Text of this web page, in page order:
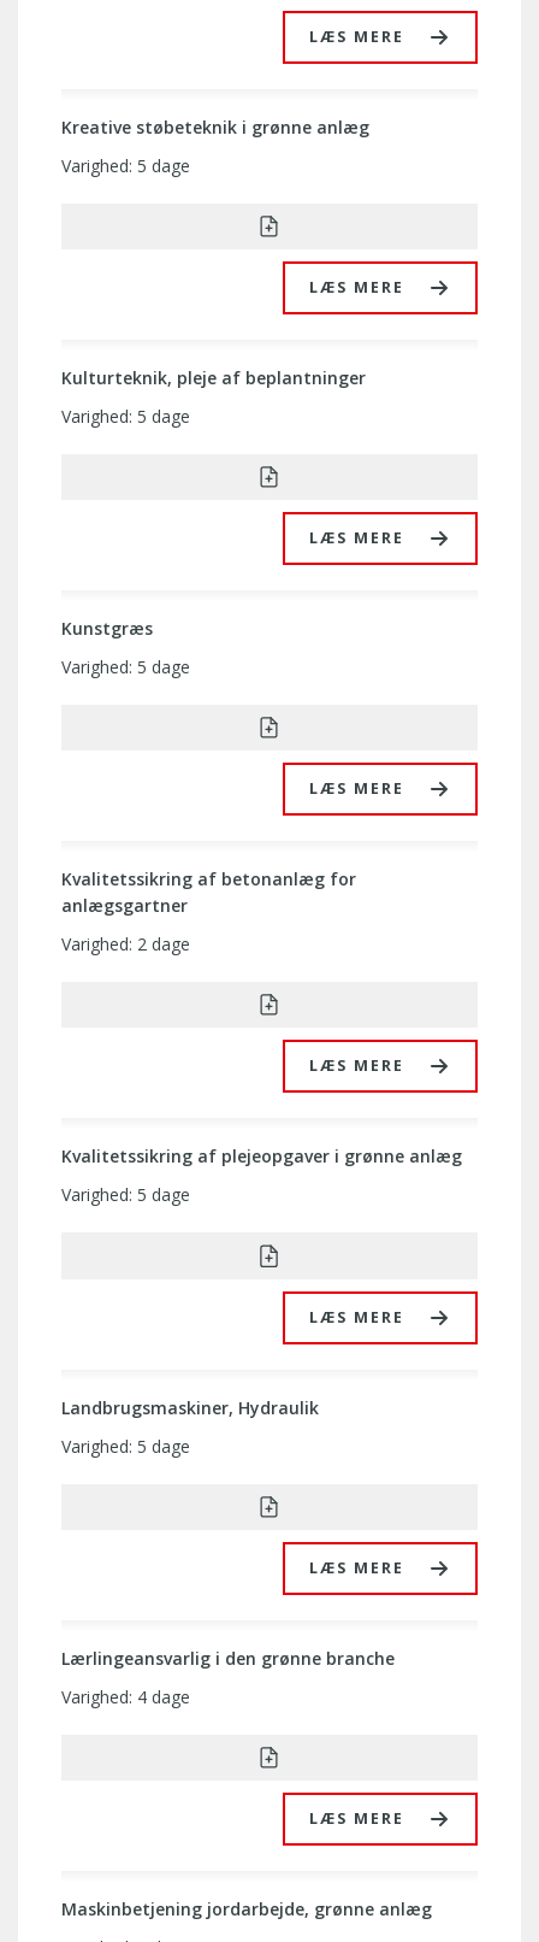
LÆS MERE
Kreative støbeteknik i grønne anlæg
LÆS MERE
Varighed: 5 dage
Kulturteknik, pleje af beplantninger
LÆS MERE
Varighed: 5 dage
Kunstgræs
LÆS MERE
Varighed: 5 dage
Kvalitetssikring af betonanlæg for
anlægsgartner
LÆS MERE
Varighed: 2 dage
Kvalitetssikring af plejeopgaver i grønne anlæg
LÆS MERE
Varighed: 5 dage
Landbrugsmaskiner, Hydraulik
LÆS MERE
Varighed: 5 dage
Lærlingeansvarlig i den grønne branche
LÆS MERE
Varighed: 4 dage
Maskinbetjening jordarbejde, grønne anlæg